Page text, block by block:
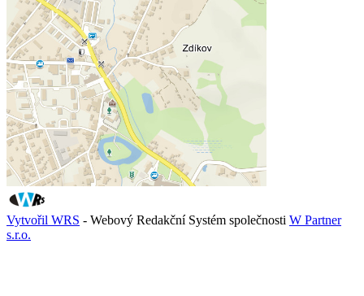
Vytvořil WRS - Webový Redakční Systém společnosti W Partner
s.r.o.